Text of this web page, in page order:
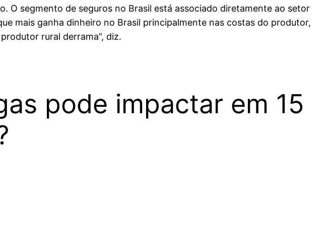
O segmento de seguros no Brasil está associado diretamente ao setor
mais ganha dinheiro no Brasil principalmente nas costas do produtor,
rural derrama”, diz.
pode impactar em 15